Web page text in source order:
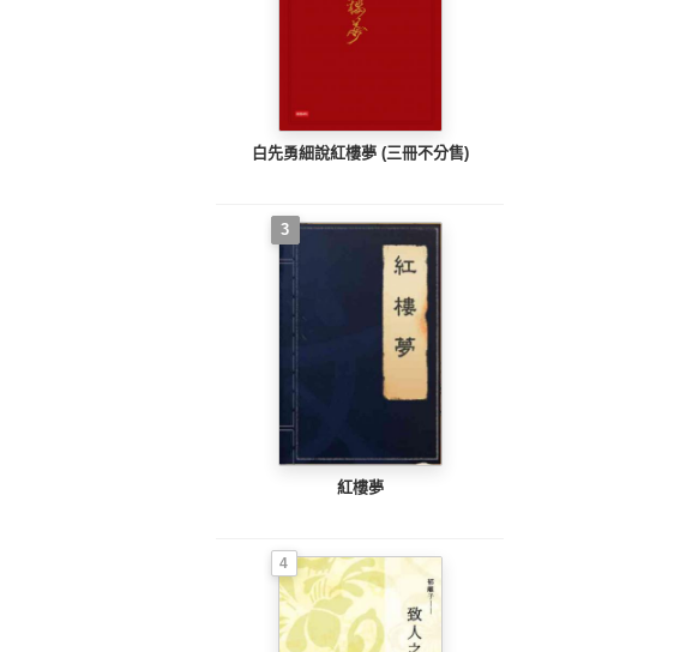
白先勇細說紅樓夢 (三冊不分售)
3
紅樓夢
4